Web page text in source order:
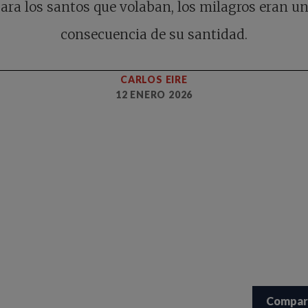
los santos que volaban, los milagros eran
consecuencia de su santidad.
CARLOS EIRE
12 ENERO 2026